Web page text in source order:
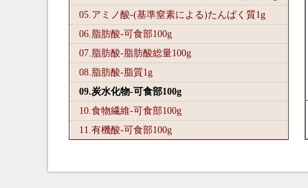
05.アミノ酸-(基準窒素による)たんぱく質1g
06.脂肪酸-可食部100g
07.脂肪酸-脂肪酸総量100g
08.脂肪酸-脂質1g
09.炭水化物-可食部100g
10.食物繊維-可食部100g
11.有機酸-可食部100g